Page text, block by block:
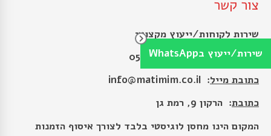
צור קשר
שירות לקוחות/ייעוץ מקצועי
צ׳אט וואטסאפ: 050-2231539
כתובת מייל:
info@matimim.co.il
כתובת: הרקון 9, רמת גן
המקום הינו מחסן לוגיסטי בלבד לצורך איסוף הזמנות
שירות/ייעוץ בWhatsApp